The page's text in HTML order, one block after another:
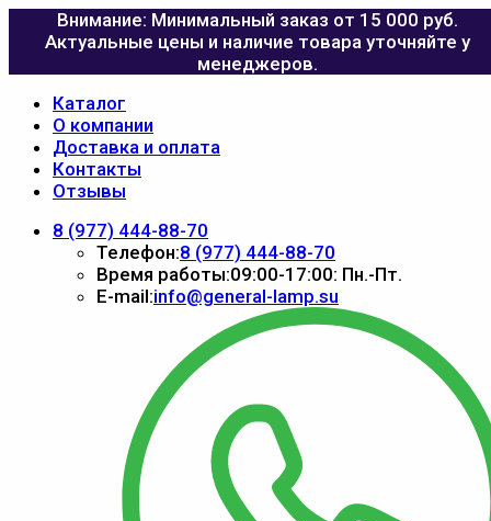
Внимание: Минимальный заказ от 15 000 руб.
Актуальные цены и наличие товара уточняйте у
менеджеров.
Каталог
О компании
Доставка и оплата
Контакты
Отзывы
8 (977) 444-88-70
Телефон:8 (977) 444-88-70
Время работы:09:00-17:00: Пн.-Пт.
E-mail:info@general-lamp.su